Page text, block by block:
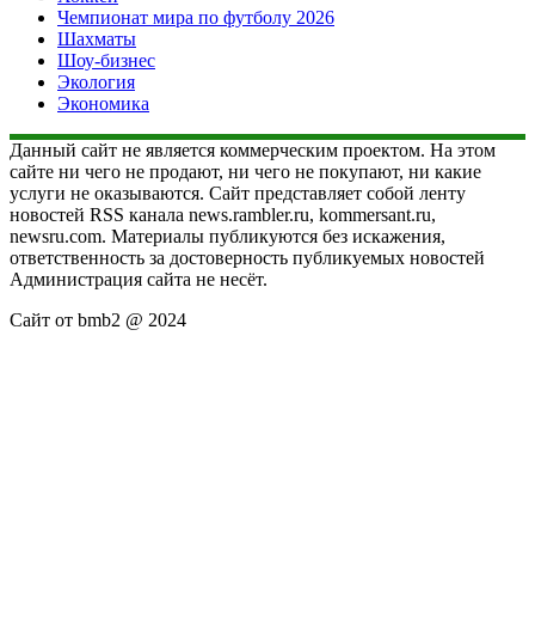
Чемпионат мира по футболу 2026
Шахматы
Шоу-бизнес
Экология
Экономика
Данный сайт не является коммерческим проектом. На этом
сайте ни чего не продают, ни чего не покупают, ни какие
услуги не оказываются. Сайт представляет собой ленту
новостей RSS канала news.rambler.ru, kommersant.ru,
newsru.com. Материалы публикуются без искажения,
ответственность за достоверность публикуемых новостей
Администрация сайта не несёт.
Сайт от bmb2 @ 2024